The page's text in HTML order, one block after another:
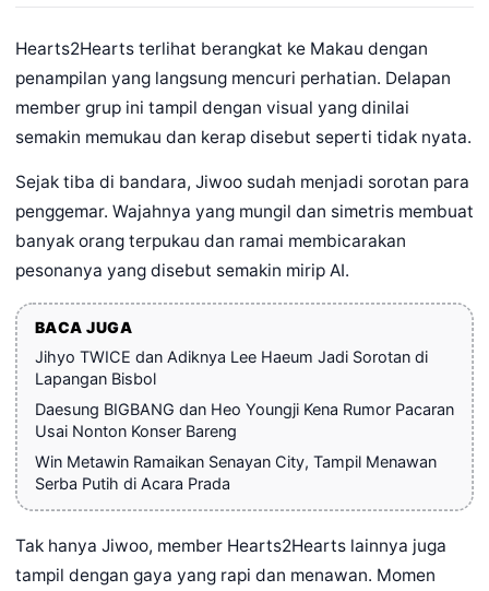
Hearts2Hearts terlihat berangkat ke Makau dengan
penampilan yang langsung mencuri perhatian. Delapan
member grup ini tampil dengan visual yang dinilai
semakin memukau dan kerap disebut seperti tidak nyata.
Sejak tiba di bandara, Jiwoo sudah menjadi sorotan para
penggemar. Wajahnya yang mungil dan simetris membuat
banyak orang terpukau dan ramai membicarakan
pesonanya yang disebut semakin mirip AI.
BACA JUGA
Jihyo TWICE dan Adiknya Lee Haeum Jadi Sorotan di
Lapangan Bisbol
Daesung BIGBANG dan Heo Youngji Kena Rumor Pacaran
Usai Nonton Konser Bareng
Win Metawin Ramaikan Senayan City, Tampil Menawan
Serba Putih di Acara Prada
Tak hanya Jiwoo, member Hearts2Hearts lainnya juga
tampil dengan gaya yang rapi dan menawan. Momen